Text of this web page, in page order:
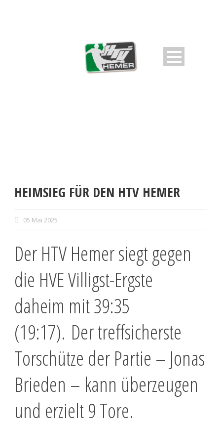
HEIMSIEG FÜR DEN HTV HEMER
05 Mai 2025
Der HTV Hemer siegt gegen
die HVE Villigst-Ergste
daheim mit 39:35
(19:17). Der treffsicherste
Torschütze der Partie – Jonas
Brieden – kann überzeugen
und erzielt 9 Tore.